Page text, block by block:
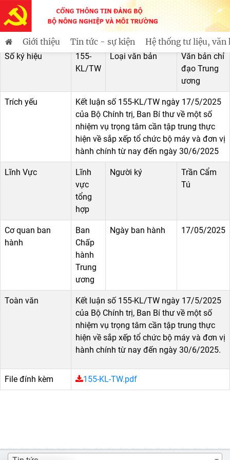
Giới thiệu Tin tức - sự kiện Hệ thống tư liệu, văn
Tin mới 115 năm Ngày Bác Hồ ra đi tìm
Văn bản Văn bản chỉ đạo trung ương
Số ký hiệu
155-
KL/TW
Loại văn bản
Văn bản chỉ
đạo Trung
ương
Trích yếu
Kết luận số 155-KL/TW ngày 17/5/2025
của Bộ Chính trị, Ban Bí thư về một số
nhiệm vụ trọng tâm cần tập trung thực
hiện về sắp xếp tổ chức bộ máy và đơn vị
hành chính từ nay đến ngày 30/6/2025
Lĩnh Vực
Lĩnh
vực
tổng
hợp
Người ký
Trần Cẩm
Tú
Cơ quan ban
hành
Ban
Chấp
hành
Trung
ương
Ngày ban hành 17/05/2025
Toàn văn
Kết luận số 155-KL/TW ngày 17/5/2025
của Bộ Chính trị, Ban Bí thư về một số
nhiệm vụ trọng tâm cần tập trung thực
hiện về sắp xếp tổ chức bộ máy và đơn vị
hành chính từ nay đến ngày 30/6/2025.
File đính kèm 155-KL-TW.pdf